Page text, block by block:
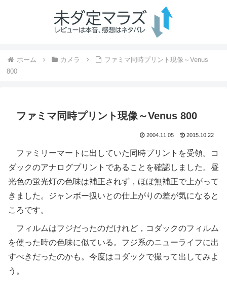
ホーム カメラ
ファミマ同時プリント現像～Venus
800
ファミマ同時プリント現像～Venus 800
2004.11.05 2015.10.22
ファミリーマートに出していた同時プリントを受領。コ
ダックのアナログプリントであることを確認しました。昼
光色の蛍光灯の色味は補正されず，ほぼ無補正で上がって
きました。ジャンボー扱いとの仕上がりの差が気になると
ころです。
フィルムはフジだったのだけれど，コダックのフィルム
を使った時の色味に似ている。フジ系のニューライフに出
すべきだったのかも。今度はコダックで撮って出してみよ
う。